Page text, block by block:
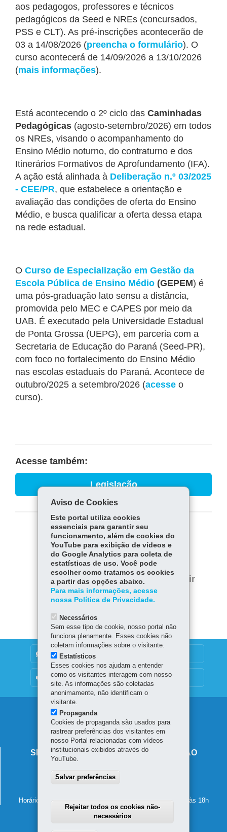
aos pedagogos, professores e técnicos
pedagógicos da Seed e NREs (concursados,
PSS e CLT). As pré-inscrições acontecerão de
03 a 14/08/2026 (preencha o formulário). O
curso acontecerá de 14/09/2026 a 13/10/2026
(mais informações).
Está acontecendo o 2º ciclo das Caminhadas
Pedagógicas (agosto-setembro/2026) em todos
os NREs, visando o acompanhamento do
Ensino Médio noturno, do contraturno e dos
Itinerários Formativos de Aprofundamento (IFA).
A ação está alinhada à Deliberação n.º 03/2025
- CEE/PR, que estabelece a orientação e
avaliação das condições de oferta do Ensino
Médio, e busca qualificar a oferta dessa etapa
na rede estadual.
O Curso de Especialização em Gestão da
Escola Pública de Ensino Médio (GEPEM) é
uma pós-graduação lato sensu a distância,
promovida pelo MEC e CAPES por meio da
UAB. É executado pela Universidade Estadual
de Ponta Grossa (UEPG), em parceria com a
Secretaria de Educação do Paraná (Seed-PR),
com foco no fortalecimento do Ensino Médio
nas escolas estaduais do Paraná. Acontece de
outubro/2025 a setembro/2026 (acesse o
curso).
Acesse também:
Legislação
COMPARTILHE:
Fa
ce
bo
ok
Tw
itt
er
W
ha
ts
Ap
p
Voltar Início
Imprimir
Baixar
DENUNCIE CORRUPÇÃO
OUVIDORIA
Navegação
principal
SECRETARIA DE ESTADO DA EDUCAÇÃO
80610-011-Curitiba
Horário de atendimento: de segunda a sexta-feira, das 8h às 18h
Aviso de Cookies
Este portal utiliza cookies
essenciais para garantir seu
funcionamento, além de cookies do
YouTube para exibição de vídeos e
do Google Analytics para coleta de
estatísticas de uso. Você pode
escolher como tratamos os cookies
a partir das opções abaixo.
Para mais informações, acesse
nossa Política de Privacidade.
Necessários
Sem esse tipo de cookie, nosso portal não
funciona plenamente. Esses cookies não
coletam informações sobre o visitante.
Estatísticos
Esses cookies nos ajudam a entender
como os visitantes interagem com nosso
site. As informações são coletadas
anonimamente, não identificam o
visitante.
Propaganda
Cookies de propaganda são usados para
rastrear preferências dos visitantes em
nosso Portal relacionadas com vídeos
institucionais exibidos através do
YouTube.
Salvar preferências
Rejeitar todos os cookies não-
necessários